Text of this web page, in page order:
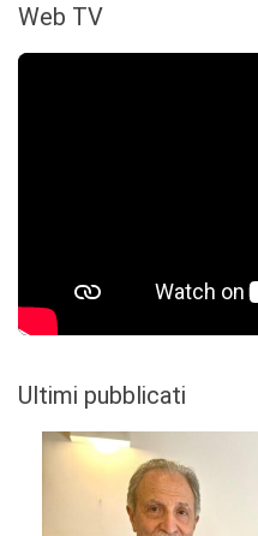
Web TV
Ultimi pubblicati